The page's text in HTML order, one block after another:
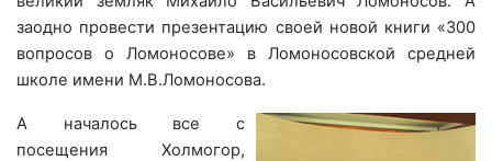
заодно провести презентацию своей новой книги «300
вопросов о Ломоносове» в Ломоносовской средней
школе имени М.В.Ломоносова.
А началось все с
посещения Холмогор,